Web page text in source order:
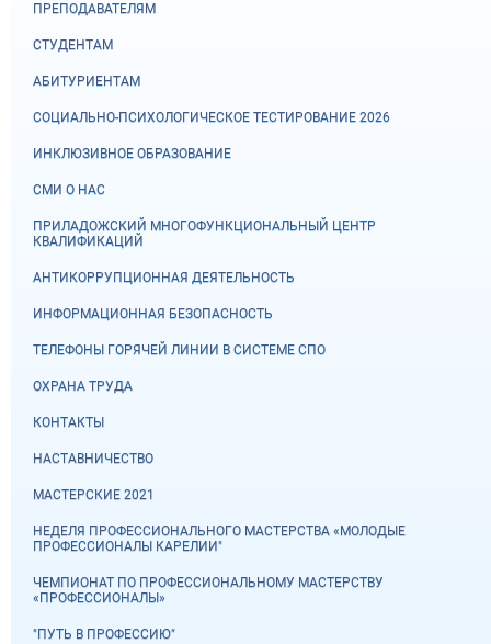
ПРЕПОДАВАТЕЛЯМ
СТУДЕНТАМ
АБИТУРИЕНТАМ
СОЦИАЛЬНО-ПСИХОЛОГИЧЕСКОЕ ТЕСТИРОВАНИЕ 2026
ИНКЛЮЗИВНОЕ ОБРАЗОВАНИЕ
СМИ О НАС
ПРИЛАДОЖСКИЙ МНОГОФУНКЦИОНАЛЬНЫЙ ЦЕНТР
КВАЛИФИКАЦИЙ
АНТИКОРРУПЦИОННАЯ ДЕЯТЕЛЬНОСТЬ
ИНФОРМАЦИОННАЯ БЕЗОПАСНОСТЬ
ТЕЛЕФОНЫ ГОРЯЧЕЙ ЛИНИИ В СИСТЕМЕ СПО
ОХРАНА ТРУДА
КОНТАКТЫ
НАСТАВНИЧЕСТВО
МАСТЕРСКИЕ 2021
НЕДЕЛЯ ПРОФЕССИОНАЛЬНОГО МАСТЕРСТВА «МОЛОДЫЕ
ПРОФЕССИОНАЛЫ КАРЕЛИИ"
ЧЕМПИОНАТ ПО ПРОФЕССИОНАЛЬНОМУ МАСТЕРСТВУ
«ПРОФЕССИОНАЛЫ»
"ПУТЬ В ПРОФЕССИЮ"